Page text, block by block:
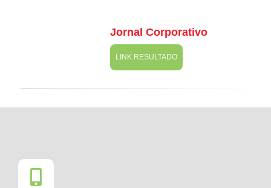
Jornal Corporativo
LINK RESULTADO